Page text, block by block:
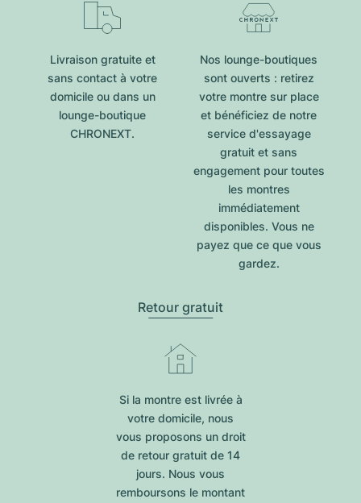
Livraison gratuite et
sans contact à votre
domicile ou dans un
lounge-boutique
CHRONEXT.
Nos lounge-boutiques
sont ouverts : retirez
votre montre sur place
et bénéficiez de notre
service d'essayage
gratuit et sans
engagement pour toutes
les montres
immédiatement
disponibles. Vous ne
payez que ce que vous
gardez.
Retour gratuit
Si la montre est livrée à
votre domicile, nous
vous proposons un droit
de retour gratuit de 14
jours. Nous vous
remboursons le montant